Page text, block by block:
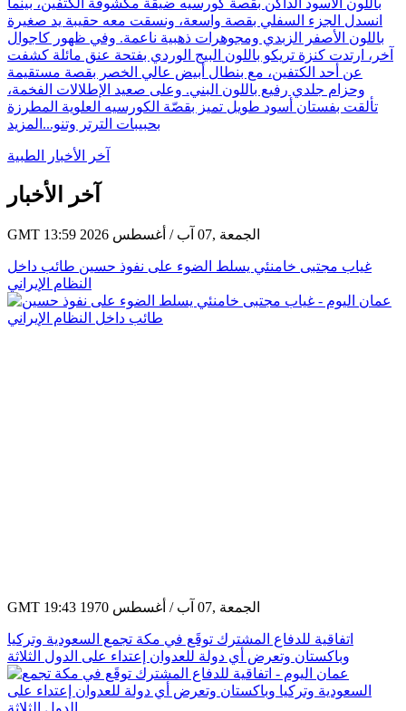
باللون الأسود الداكن بقصة كورسيه ضيقة مكشوفة الكتفين، بينما
انسدل الجزء السفلي بقصة واسعة، ونسقت معه حقيبة يد صغيرة
باللون الأصفر الزبدي ومجوهرات ذهبية ناعمة. وفي ظهور كاجوال
آخر، ارتدت كنزة تريكو باللون البيج الوردي بفتحة عنق مائلة كشفت
عن أحد الكتفين، مع بنطال أبيض عالي الخصر بقصة مستقيمة
وحزام جلدي رفيع باللون البني. وعلى صعيد الإطلالات الفخمة،
تألقت بفستان أسود طويل تميز بقصّة الكورسيه العلوية المطرزة
بحبيبات الترتر وتنو... المزيد
آخر الأخبار الطبية
آخر الأخبار
GMT 13:59 2026 الجمعة ,07 آب / أغسطس
غياب مجتبى خامنئي يسلط الضوء على نفوذ حسين طائب داخل
النظام الإيراني
GMT 19:43 1970 الجمعة ,07 آب / أغسطس
اتفاقية للدفاع المشترك توقَع في مكة تجمع السعودية وتركيا
وباكستان وتعرض أي دولة للعدوان إعتداء على الدول الثلاثة